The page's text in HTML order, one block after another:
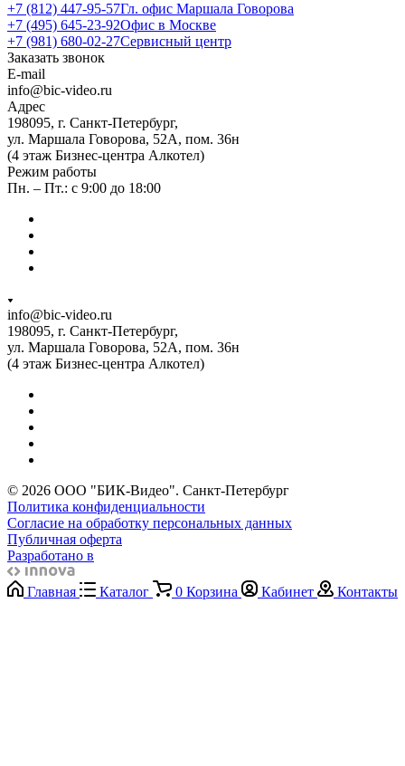
+7 (812) 447-95-57Гл. офис Маршала Говорова
+7 (495) 645-23-92Офис в Москве
+7 (981) 680-02-27Сервисный центр
Заказать звонок
E-mail
info@bic-video.ru
Адрес
198095, г. Санкт-Петербург,
ул. Маршала Говорова, 52А, пом. 36н
(4 этаж Бизнес-центра Алкотел)
Режим работы
Пн. – Пт.: с 9:00 до 18:00
info@bic-video.ru
198095, г. Санкт-Петербург,
ул. Маршала Говорова, 52А, пом. 36н
(4 этаж Бизнес-центра Алкотел)
© 2026 ООО "БИК-Видео". Санкт-Петербург
Политика конфиденциальности
Согласие на обработку персональных данных
Публичная оферта
Разработано в
Главная Каталог 0 Корзина Кабинет Контакты